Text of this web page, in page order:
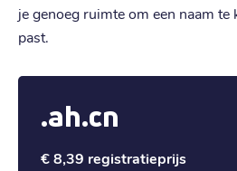
je genoeg ruimte om een naam te
past.
.ah.cn
€ 8,39 registratieprijs